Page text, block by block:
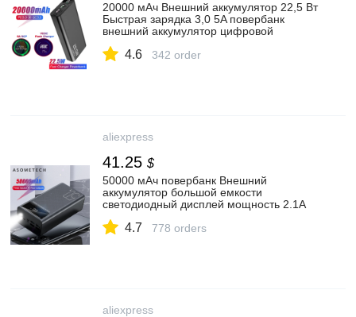
20000 мАч Внешний аккумулятор 22,5 Вт
Быстрая зарядка 3,0 5A повербанк
внешний аккумулятор цифровой
Внешняя батарея супер быстрое
4.6 342 order
aliexpress
41.25 $
50000 мАч повербанк Внешний
аккумулятор большой емкости
светодиодный дисплей мощность 2.1A
зарядное устройство для iPhone Xiaomi
4.7 778 orders
aliexpress